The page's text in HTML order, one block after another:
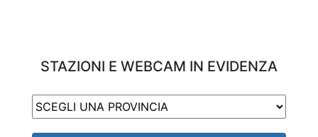
STAZIONI E WEBCAM IN EVIDENZA